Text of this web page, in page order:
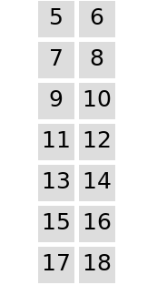
5
6
7
8
9
10
11 12
13 14
15 16
17 18